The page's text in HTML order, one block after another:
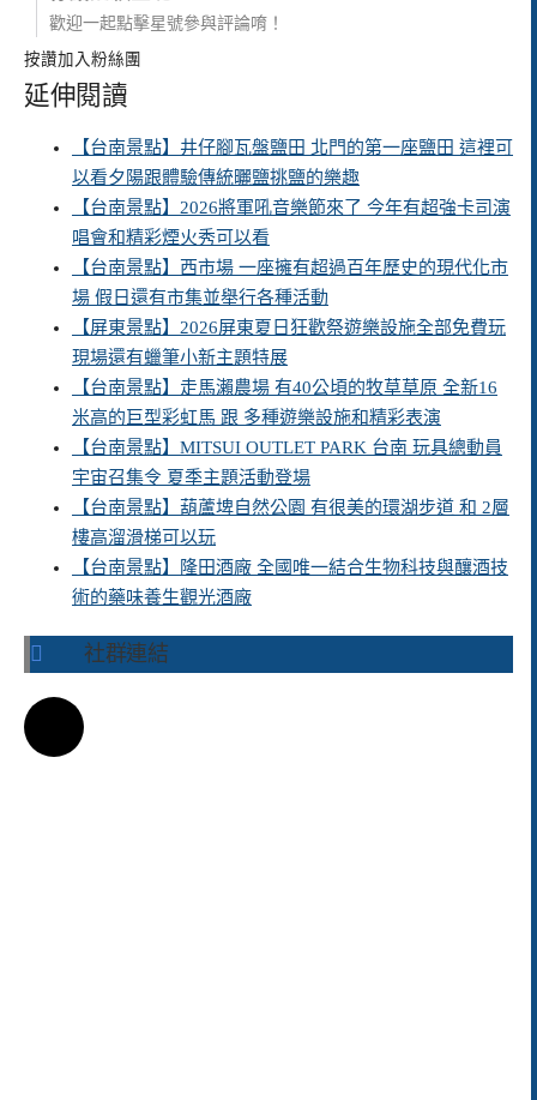
歡迎一起點擊星號參與評論唷！
按讚加入粉絲團
延伸閱讀
【台南景點】井仔腳瓦盤鹽田 北門的第一座鹽田 這裡可
以看夕陽跟體驗傳統曬鹽挑鹽的樂趣
【台南景點】2026將軍吼音樂節來了 今年有超強卡司演
唱會和精彩煙火秀可以看
【台南景點】西市場 一座擁有超過百年歷史的現代化市
場 假日還有市集並舉行各種活動
【屏東景點】2026屏東夏日狂歡祭遊樂設施全部免費玩
現場還有蠟筆小新主題特展
【台南景點】走馬瀨農場 有40公頃的牧草草原 全新16
米高的巨型彩虹馬 跟 多種遊樂設施和精彩表演
【台南景點】MITSUI OUTLET PARK 台南 玩具總動員
宇宙召集令 夏季主題活動登場
【台南景點】葫蘆埤自然公園 有很美的環湖步道 和 2層
樓高溜滑梯可以玩
【台南景點】隆田酒廠 全國唯一結合生物科技與釀酒技
術的藥味養生觀光酒廠
社群連結